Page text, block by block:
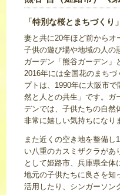
「特別な桜とまちづくり」
妻と共に20年ほど前からオ
子供の遊び場や地域の人の
ガーデン「熊谷ガーデン」
2016年には全国花のまち
プトは、1990年に大阪市
然と人との共生」です。ガ
デンでは、子供たちの自然
非常に嬉しい気持ちになり
また近くの空き地を整備し
い八重のカスミザクラがあ
として姫路市、兵庫県全体
地元の子供たちに良さを知
活用したり、シンガーソン